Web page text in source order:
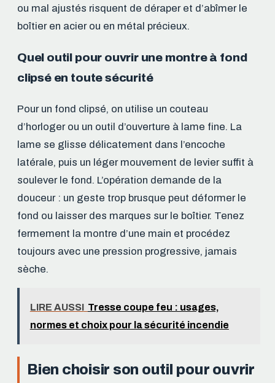
ou mal ajustés risquent de déraper et d’abîmer le
boîtier en acier ou en métal précieux.
Quel outil pour ouvrir une montre à fond
clipsé en toute sécurité
Pour un fond clipsé, on utilise un couteau
d’horloger ou un outil d’ouverture à lame fine. La
lame se glisse délicatement dans l’encoche
latérale, puis un léger mouvement de levier suffit à
soulever le fond. L’opération demande de la
douceur : un geste trop brusque peut déformer le
fond ou laisser des marques sur le boîtier. Tenez
fermement la montre d’une main et procédez
toujours avec une pression progressive, jamais
sèche.
LIRE AUSSI Tresse coupe feu : usages,
normes et choix pour la sécurité incendie
Bien choisir son outil pour ouvrir